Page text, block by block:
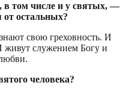
в том числе и у святых, —
от остальных?
свою греховность. И
живут служением Богу и
человека?